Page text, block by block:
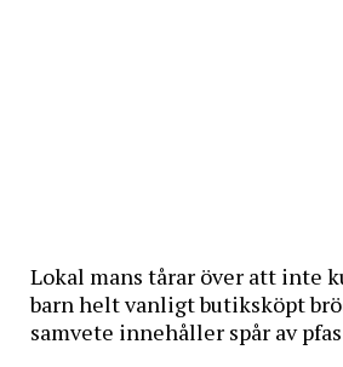
Lokal mans tårar över att inte
barn helt vanligt butiksköpt
samvete innehåller spår av pfas